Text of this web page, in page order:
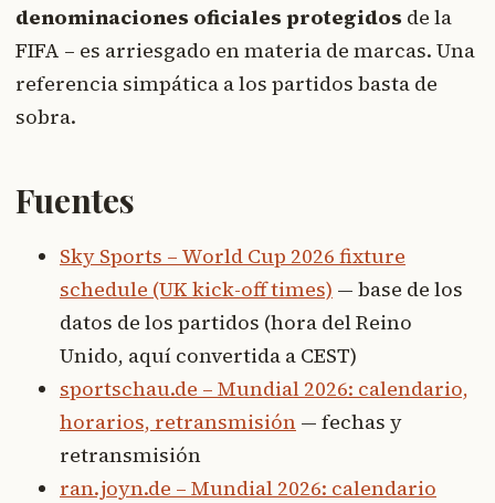
denominaciones oficiales protegidos de la
FIFA – es arriesgado en materia de marcas. Una
referencia simpática a los partidos basta de
sobra.
Fuentes
Sky Sports – World Cup 2026 fixture
schedule (UK kick-off times) — base de los
datos de los partidos (hora del Reino
Unido, aquí convertida a CEST)
sportschau.de – Mundial 2026: calendario,
horarios, retransmisión — fechas y
retransmisión
ran.joyn.de – Mundial 2026: calendario